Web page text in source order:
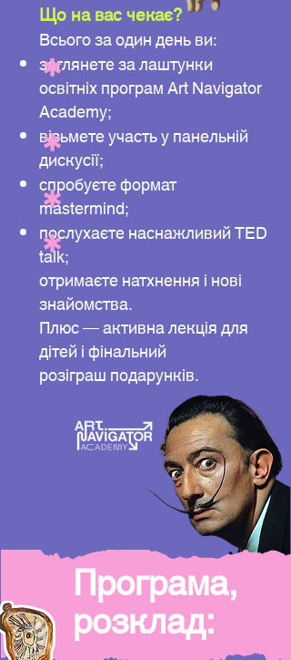
Що на вас чекає?
Всього за один день ви:
заглянете за лаштунки
освітніх програм Art Navigator
Academy;
візьмете участь у панельній
дискусії;
спробуєте формат
mastermind;
послухаєте наснажливий TED
talk;
отримаєте натхнення і нові
знайомства.
Плюс — активна лекція для
дітей і фінальний
розіграш подарунків.
Програма,
розклад: